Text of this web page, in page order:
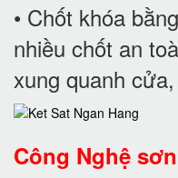
• Chốt khóa
nhiều chốt an
xung quanh
Công Nghệ